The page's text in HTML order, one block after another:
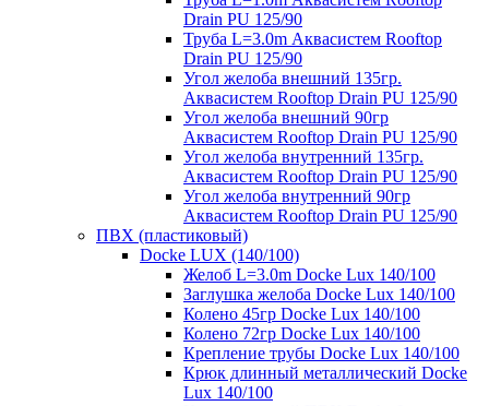
Drain PU 125/90
Труба L=3.0m Аквасистем Rooftop
Drain PU 125/90
Угол желоба внешний 135гр.
Аквасистем Rooftop Drain PU 125/90
Угол желоба внешний 90гр
Аквасистем Rooftop Drain PU 125/90
Угол желоба внутренний 135гр.
Аквасистем Rooftop Drain PU 125/90
Угол желоба внутренний 90гр
Аквасистем Rooftop Drain PU 125/90
ПВХ (пластиковый)
Docke LUX (140/100)
Желоб L=3.0m Docke Lux 140/100
Заглушка желоба Docke Lux 140/100
Колено 45гр Docke Lux 140/100
Колено 72гр Docke Lux 140/100
Крепление трубы Docke Lux 140/100
Крюк длинный металлический Docke
Lux 140/100